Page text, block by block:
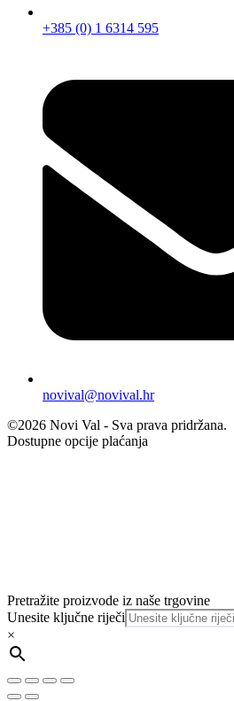
+385 (0) 1 6314 595
novival@novival.hr
©2026 Novi Val - Sva prava pridržana.
Dostupne opcije plaćanja
Pretražite proizvode iz naše trgovine
Unesite ključne riječi
×